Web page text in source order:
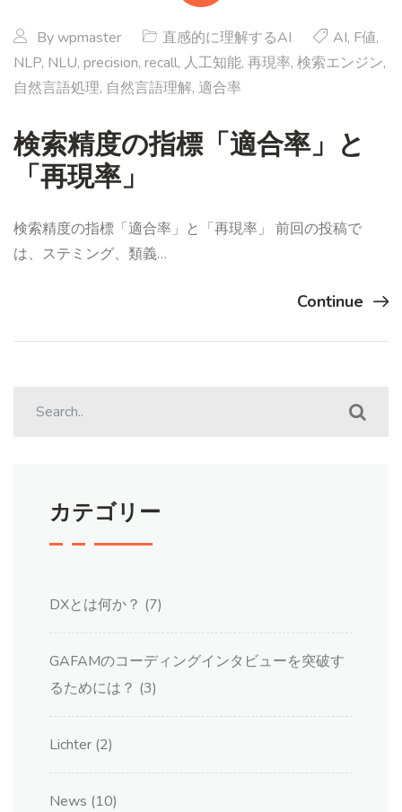
Bywpmaster 直感的に理解するAI AI, F値,
NLP, NLU, precision, recall, 人工知能, 再現率, 検索エンジン,
自然言語処理, 自然言語理解, 適合率
検索精度の指標「適合率」と
「再現率」
検索精度の指標「適合率」と「再現率」 前回の投稿で
は、ステミング、類義…
Continue
カテゴリー
DXとは何か？ (7)
GAFAMのコーディングインタビューを突破す
るためには？ (3)
Lichter (2)
News (10)